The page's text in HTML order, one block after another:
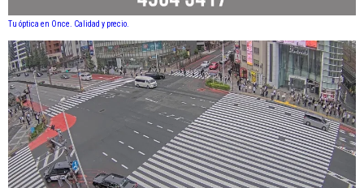
Tu óptica en Once. Calidad y precio.